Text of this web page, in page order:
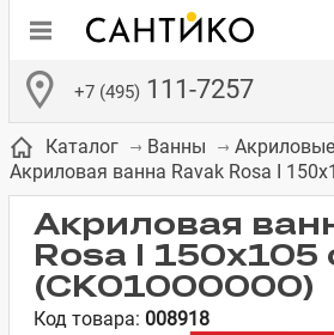
+7 (495) 111-7257
Бачки для
унитазов
Сиденья для
унитазов
Смесители для
встраиваемых
Зеркало-шкаф
Полки в ванную
Каталог Ванны
Акриловая ванна Ravak Rosa I
Акриловая
Rosa I 150x105
(CK01000000)
Код товара: 008918